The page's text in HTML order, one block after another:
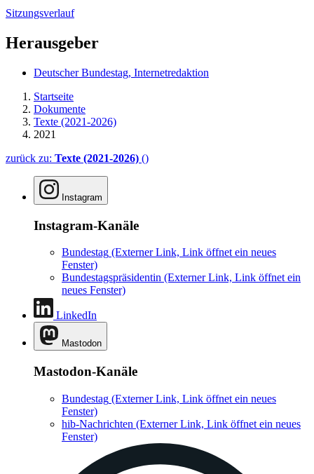
Sitzungsverlauf
Herausgeber
Deutscher Bundestag, Internetredaktion
Startseite
Dokumente
Texte (2021-2026)
2021
zurück zu: Texte (2021-2026) ()
Instagram
Instagram-Kanäle
Bundestag (Externer Link, Link öffnet ein neues
Fenster)
Bundestagspräsidentin (Externer Link, Link öffnet ein
neues Fenster)
LinkedIn
Mastodon
Mastodon-Kanäle
Bundestag (Externer Link, Link öffnet ein neues
Fenster)
hib-Nachrichten (Externer Link, Link öffnet ein neues
Fenster)